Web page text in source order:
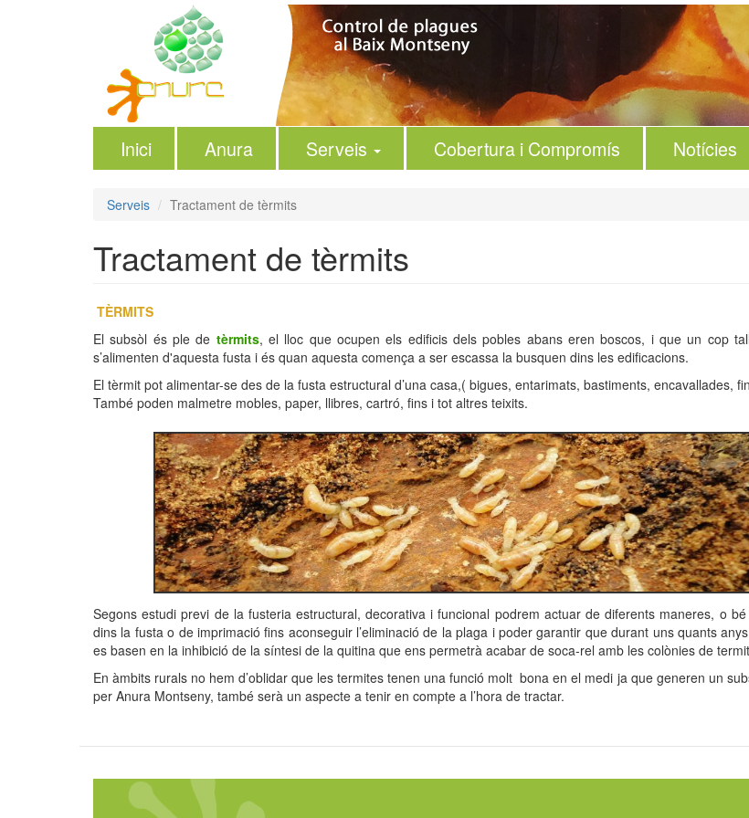
Inici Anura Serveis Cobertura i Compromís Notícies
Serveis Tractament de tèrmits
Tractament de tèrmits
TÈRMITS
El subsòl és ple de tèrmits, el lloc que ocupen els edificis dels pobles abans eren boscos, i que un cop
s’alimenten d'aquesta fusta i és quan aquesta comença a ser escassa la busquen dins les edificacions.
El tèrmit pot alimentar-se des de la fusta estructural d’una casa,( bigues, entarimats, bastiments, encavallades,
També poden malmetre mobles, paper, llibres, cartró, fins i tot altres teixits.
Segons estudi previ de la fusteria estructural, decorativa i funcional podrem actuar de diferents maneres, o
dins la fusta o de imprimació fins aconseguir l’eliminació de la plaga i poder garantir que durant uns quants
es basen en la inhibició de la síntesi de la quitina que ens permetrà acabar de soca-rel amb les colònies de
En àmbits rurals no hem d’oblidar que les termites tenen una funció molt bona en el medi ja que generen un
per Anura Montseny, també serà un aspecte a tenir en compte a l’hora de tractar.